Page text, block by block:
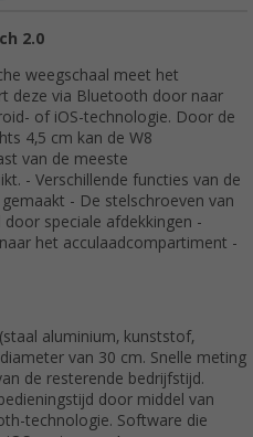
2.0
weegschaal meet het
deze via Bluetooth door naar
of iOS-technologie. Door de
4,5 cm kan de W8
van de meeste
- Verschillende functies van de
- De stelschroeven van
speciale afdekkingen -
het acculaadcompartiment -
aluminium, kunststof,
van 30 cm. Snelle meting
de resterende bedrijfstijd.
door middel van
technologie. Software die